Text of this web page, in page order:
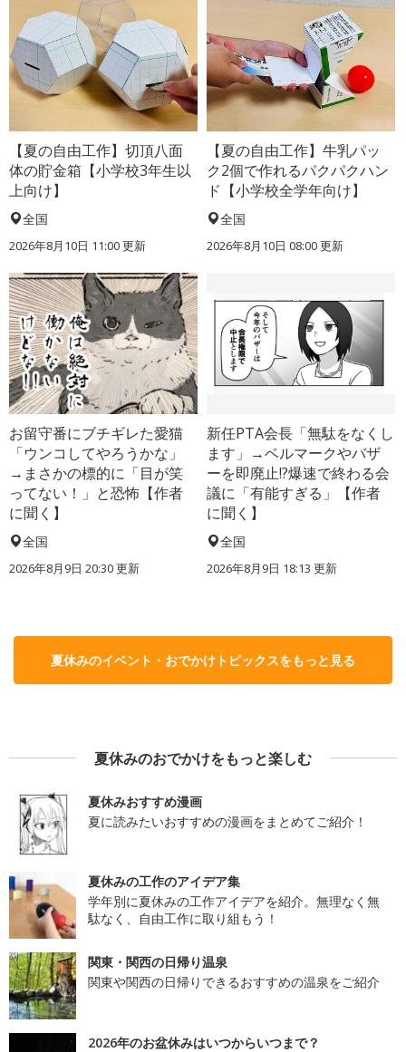
【夏の自由工作】切頂八面
体の貯金箱【小学校3年生以
上向け】
全国
2026年8月10日 11:00更新
【夏の自由工作】牛乳パッ
ク2個で作れるパクパクハン
ド【小学校全学年向け】
全国
2026年8月10日 08:00更新
お留守番にブチギレた愛猫
「ウンコしてやろうかな」
→まさかの標的に「目が笑
ってない！」と恐怖【作者
に聞く】
全国
2026年8月9日 20:30更新
新任PTA会長「無駄をなくし
ます」→ベルマークやバザ
ーを即廃止!?爆速で終わる会
議に「有能すぎる」【作者
に聞く】
全国
2026年8月9日 18:13 更新
夏休みのイベント・おでかけトピックスをもっと見る
夏休みのおでかけをもっと楽しむ
夏休みおすすめ漫画
夏に読みたいおすすめの漫画をまとめてご紹介！
夏休みの工作のアイデア集
学年別に夏休みの工作アイデアを紹介。無理なく無
駄なく、自由工作に取り組もう！
関東・関西の日帰り温泉
関東や関西の日帰りできるおすすめの温泉をご紹介
2026年のお盆休みはいつからいつまで？